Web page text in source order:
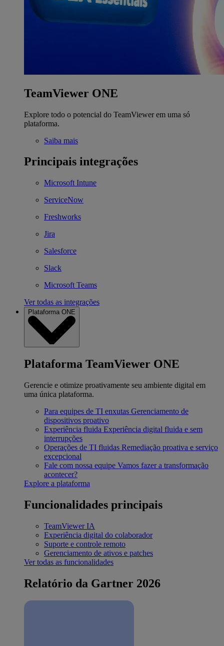
TeamViewer ONE
Explore todo o potencial do TeamViewer em uma só
plataforma.
Saiba mais
Principais integrações
Microsoft Intune
ServiceNow
Freshworks
Jira
Salesforce
Slack
Microsoft Teams
Ver todas as integrações
Plataforma ONE
Plataforma TeamViewer ONE
Gerencie e otimize proativamente seu ambiente digital em
uma única plataforma.
Para equipes de TI enxutas Gerenciamento de
dispositivos proativo
Experiência fluida Experiência digital fluida e sem
interrupções
Operações de TI fluidas Remediação proativa e serviço
excepcional
Fale com nossa equipe Vamos fazer a transformação
acontecer?
Explore a plataforma
Funcionalidades principais
TeamViewer IA
Experiência digital do colaborador
Suporte e controle remoto
Gerenciamento de ativos e patches
Ver todas as funcionalidades
Relatório da Gartner 2026